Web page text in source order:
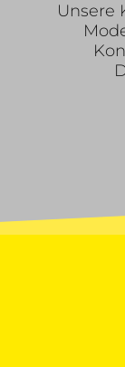
Unsere